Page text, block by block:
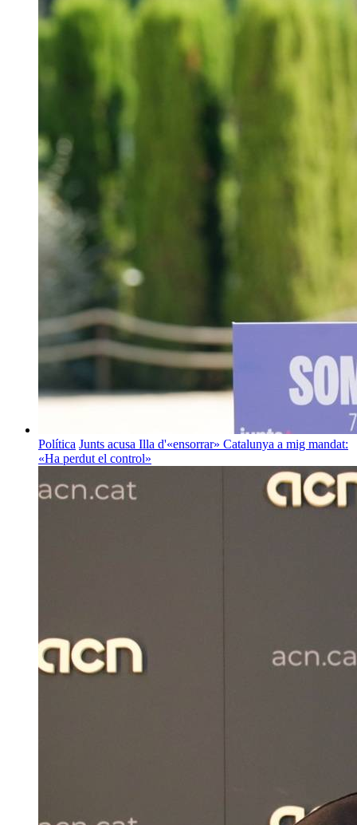
Política Junts acusa Illa d'«ensorrar» Catalunya a mig mandat:
«Ha perdut el control»